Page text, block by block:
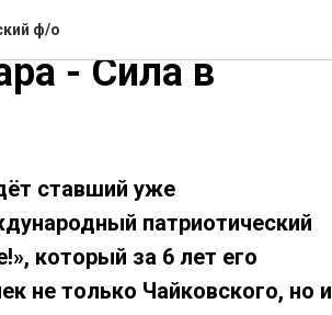
ф/о
- Сила в
ставший уже
патриотический
который за 6 лет его
не только Чайковского, но и